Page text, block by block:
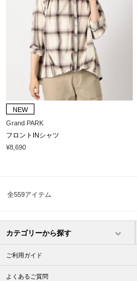
NEW
Grand PARK
フロントINシャツ
¥8,690
全559アイテム
カテゴリーから探す
ご利用ガイド
よくあるご質問